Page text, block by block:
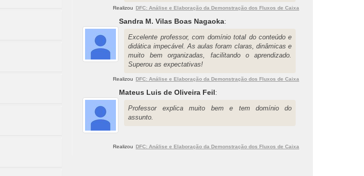
Realizou DFC: Análise e Elaboração da Demonstração dos Fluxos de Caixa
Sandra M. Vilas Boas Nagaoka:
Excelente professor, com domínio total do conteúdo e
didática impecável. As aulas foram claras, dinâmicas e
muito bem organizadas, facilitando o aprendizado.
Superou as expectativas!
Realizou DFC: Análise e Elaboração da Demonstração dos Fluxos de Caixa
Mateus Luis de Oliveira Feil:
Professor explica muito bem e tem domínio do
assunto.
Realizou DFC: Análise e Elaboração da Demonstração dos Fluxos de Caixa